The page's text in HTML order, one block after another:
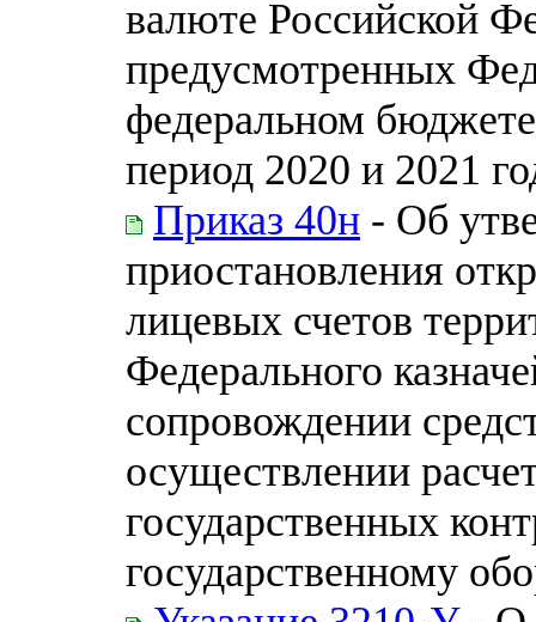
валюте Российской
предусмотренных
федеральном
период 2020 и 2021
Приказ 40н - Об
приостановления
лицевых счетов
Федерального
сопровождении
осуществлении
государственных
государственному